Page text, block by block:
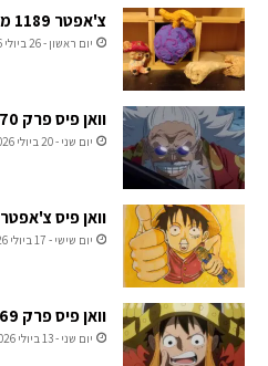
צ'אפטר 1189 מתורגם לעברית
יום ראשון - 26 ביולי 2026
וואן פיס פרק 1170 מתורגם לעברית
יום שני - 20 ביולי 2026
וואן פיס צ'אפטר 64 מתורגם לעברית!
יום שישי - 17 ביולי 2026
וואן פיס פרק 1169 מתורגם לעברית
יום שני - 13 ביולי 2026